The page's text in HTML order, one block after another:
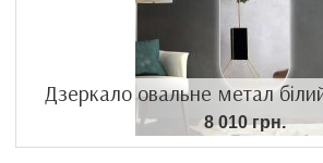
Дзеркало овальне метал
8 010 грн.